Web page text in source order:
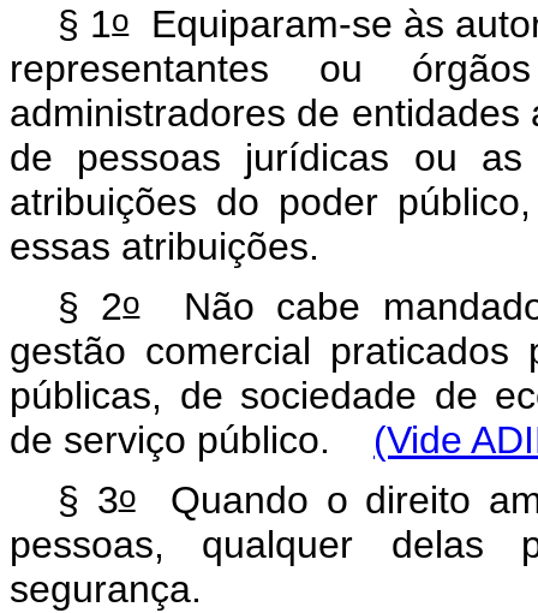
§ 1oEquiparam-se às
representantes ou
administradores de
de pessoas jurídicas ou
atribuições do poder
essas atribuições.
§ 2oNão cabe
gestão comercial praticados
públicas, de sociedade de
de serviço público. (Vide
§ 3oQuando o direito
pessoas, qualquer delas
segurança.